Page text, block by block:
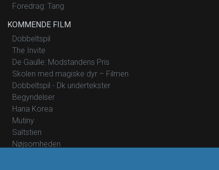
Foredrag: Tang
KOMMENDE FILM
Dobbeltspil
The Invite
De Gaulle: Modstandens Pris
Skolen med magiske dyr – Filmen
Dobbeltspil - Dk undertekster
Begyndelser
Hana Korea
Mutiny
Saltstien
Nøjsomheden